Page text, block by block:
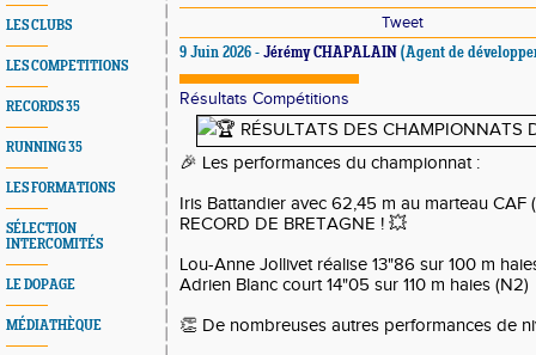
LES CLUBS
LES COMPETITIONS
RECORDS 35
RUNNING 35
LES FORMATIONS
SÉLECTION
INTERCOMITÉS
LE DOPAGE
MÉDIATHÈQUE
Tweet
9 Juin 2026 - Jérémy CHAPALAIN (Agent de
Résultats Compétitions
🎉 Les performances du championnat :
Iris Battandier avec 62,45 m au marteau CAF
RECORD DE BRETAGNE ! 💥
Lou-Anne Jollivet réalise 13"86 sur 100 m
Adrien Blanc court 14"05 sur 110 m haies (N2)
👏 De nombreuses autres performances de